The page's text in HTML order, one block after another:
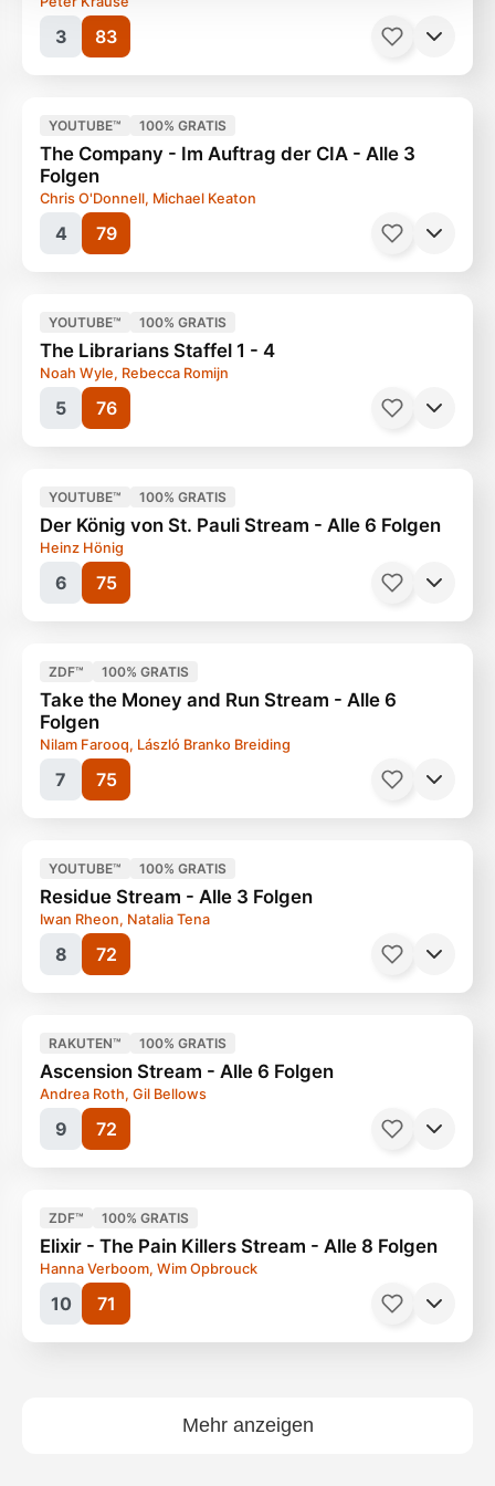
soziale Medien, Werbung und Analysen weiter.
Unsere Partner führen diese Informationen
möglicherweise mit weiteren Daten zusammen, die
Serien, Action 50 Minuten Ab 16 Jahren
3 83
4 79
YOUTUBE™ 100% GRATIS
The Company - Im Auftrag der CIA - Alle 3
Folgen
Chris O'Donnell, Michael Keaton
Serien, Thriller 92 Minuten
5 76
YOUTUBE™ 100% GRATIS
The Librarians Staffel 1 - 4
Noah Wyle, Rebecca Romijn
Serien, Fantasy 40 Minuten Ab 12 Jahren
6 75
YOUTUBE™ 100% GRATIS
Der König von St. Pauli Stream - Alle 6 Folgen
Heinz Hönig
Serien, Action 90 Minuten
7 75
ZDF™ 100% GRATIS
Take the Money and Run Stream - Alle 6
Folgen
Nilam Farooq, László Branko Breiding
Serien, Action 46 Minuten
8 72
YOUTUBE™ 100% GRATIS
Residue Stream - Alle 3 Folgen
Iwan Rheon, Natalia Tena
Endzeit, Mystery
9 72
RAKUTEN™ 100% GRATIS
Ascension Stream - Alle 6 Folgen
Andrea Roth, Gil Bellows
10 71
ZDF™ 100% GRATIS
Elixir - The Pain Killers Stream - Alle 8 Folgen
Hanna Verboom, Wim Opbrouck
Mehr anzeigen